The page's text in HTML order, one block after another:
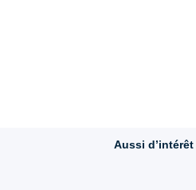
Aussi d’intérêt